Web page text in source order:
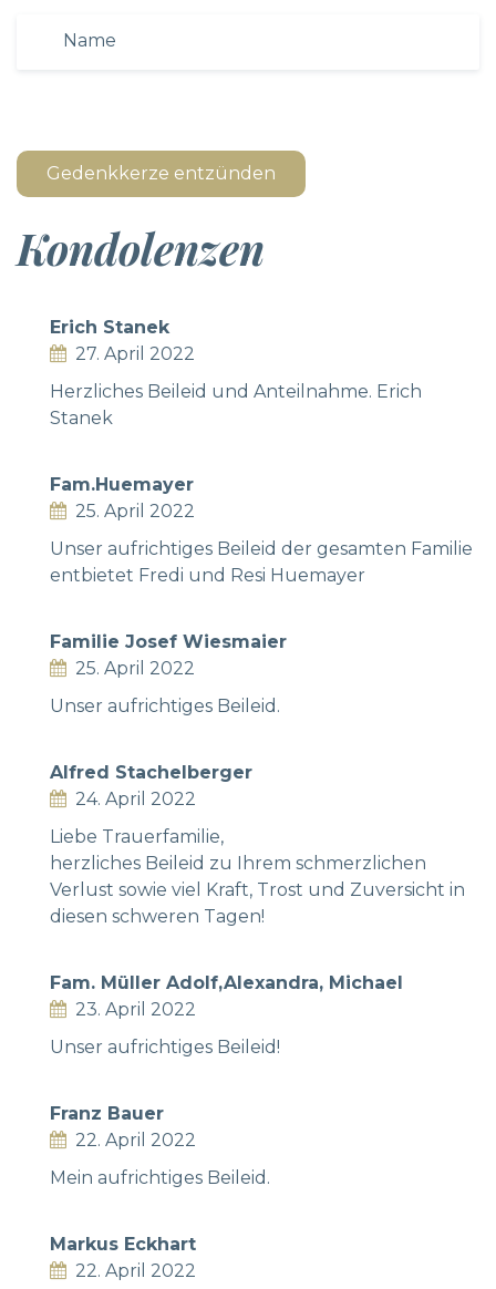
Gedenkkerze entzünden
Kondolenzen
Erich Stanek
27. April 2022
Herzliches Beileid und Anteilnahme. Erich
Stanek
Fam.Huemayer
25. April 2022
Unser aufrichtiges Beileid der gesamten Familie
entbietet Fredi und Resi Huemayer
Familie Josef Wiesmaier
25. April 2022
Unser aufrichtiges Beileid.
Alfred Stachelberger
24. April 2022
Liebe Trauerfamilie,
herzliches Beileid zu Ihrem schmerzlichen
Verlust sowie viel Kraft, Trost und Zuversicht in
diesen schweren Tagen!
Fam. Müller Adolf,Alexandra, Michael
23. April 2022
Unser aufrichtiges Beileid!
Franz Bauer
22. April 2022
Mein aufrichtiges Beileid.
Markus Eckhart
22. April 2022